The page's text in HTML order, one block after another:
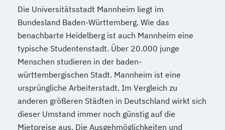
Maschinenbau - Versorgungs- und
Energiemanagement
Mechatronik - Allgemeine Mechatronik
Mechatronik - Elektromobilität
Mechatronik - Energiewirtschaft
Mechatronik - Fahrzeugsystemtechnik und
Elektromobilität
Medien - Digitale Medien Medizintechnik
Rechnungswesen Steuern
Die Universitätsstadt Mannheim liegt im
Bundesland Baden-Württemberg. Wie das
benachbarte Heidelberg ist auch Mannheim eine
typische Studentenstadt. Über 20.000 junge
Menschen studieren in der baden-
württembergischen Stadt. Mannheim ist eine
ursprüngliche Arbeiterstadt. Im Vergleich zu
anderen größeren Städten in Deutschland wirkt sich
dieser Umstand immer noch günstig auf die
Mietpreise aus. Die Ausgehmöglichkeiten und